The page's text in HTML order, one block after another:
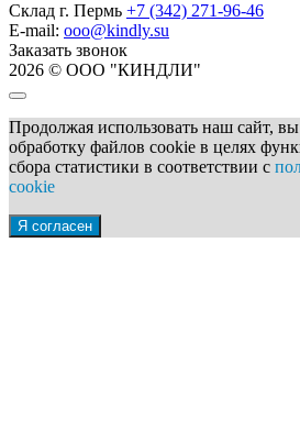
Склад г. Пермь +7 (342) 271-96-46
E-mail: ooo@kindly.su
Заказать звонок
2026 © ООО "КИНДЛИ"
Продолжая использовать наш сайт, вы
обработку файлов cookie в целях
сбора статистики в соответствии с
cookie
Я согласен